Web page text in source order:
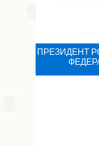
ПРЕЗИДЕНТ